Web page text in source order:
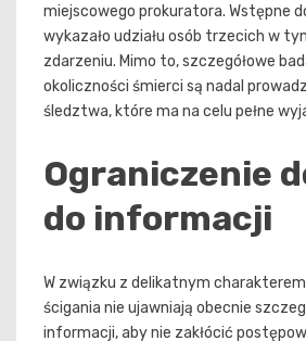
miejscowego prokuratora. Wstępne
wykazało udziału osób trzecich w
zdarzeniu. Mimo to, szczegółowe
okoliczności śmierci są nadal
śledztwa, które ma na celu pełne
Ograniczenie
do informacji
W związku z delikatnym
ścigania nie ujawniają obecnie
informacji, aby nie zakłócić